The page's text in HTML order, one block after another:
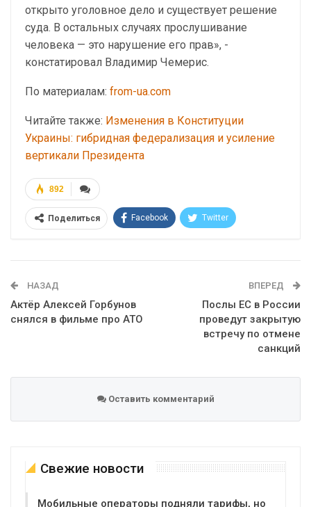
открыто уголовное дело и существует решение
суда. В остальных случаях прослушивание
человека — это нарушение его прав», -
констатировал Владимир Чемерис.
По материалам: from-ua.com
Читайте также: Изменения в Конституции
Украины: гибридная федерализация и усиление
вертикали Президента
892
Поделиться Facebook Twitter
НАЗАД
Актёр Алексей Горбунов
снялся в фильме про АТО
ВПЕРЕД
Послы ЕС в России
проведут закрытую
встречу по отмене
санкций
Оставить комментарий
Свежие новости
Мобильные операторы подняли тарифы, но